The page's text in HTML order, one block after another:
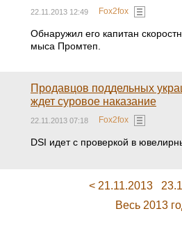
22.11.2013 12:49 Fox2fox
Обнаружил его капитан
мыса Промтеп.
Продавцов поддельных
ждет суровое наказание
22.11.2013 07:18 Fox2fox
DSI идет с проверкой в
< 21.11.2013
Весь 2013